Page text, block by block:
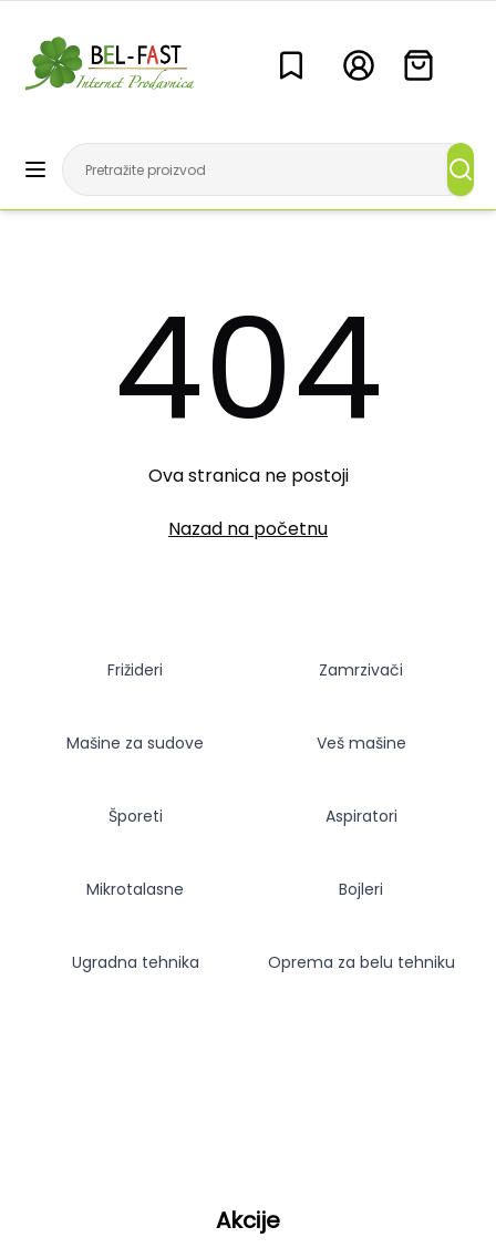
404
Ova stranica ne postoji
Nazad na početnu
Frižideri Zamrzivači
Mašine za sudove Veš mašine
Šporeti Aspiratori
Mikrotalasne Bojleri
Ugradna tehnika Oprema za belu tehniku
Akcije